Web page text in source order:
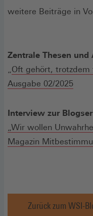
weitere Beiträge in
Zentrale Thesen
Oft gehört,
Ausgabe 02/2025
Interview zur
„Wir wollen
Magazin
Zurück zum WSI-